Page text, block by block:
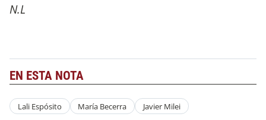
N.L
EN ESTA NOTA
Lali Espósito María Becerra Javier Milei